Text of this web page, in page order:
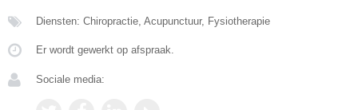
Diensten: Chiropractie, Acupunctuur, Fysiotherapie
Er wordt gewerkt op afspraak.
Sociale media: